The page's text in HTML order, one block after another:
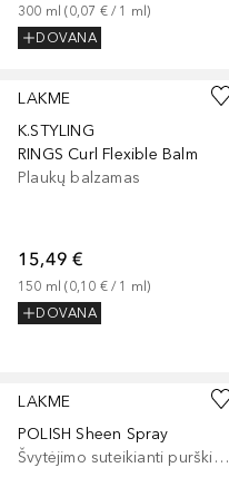
300 ml (0,07 € / 1 ml)
DOVANA
LAKME
K.STYLING
RINGS Curl Flexible Balm
Plaukų balzamas
15,49 €
150 ml (0,10 € / 1 ml)
DOVANA
LAKME
POLISH Sheen Spray
Švytėjimo suteikianti purškiama priemonė